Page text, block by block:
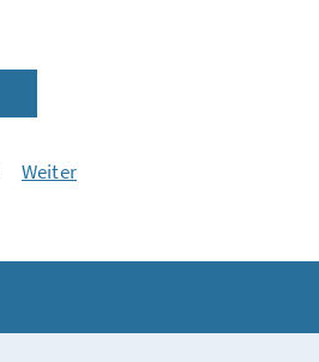
Weiter